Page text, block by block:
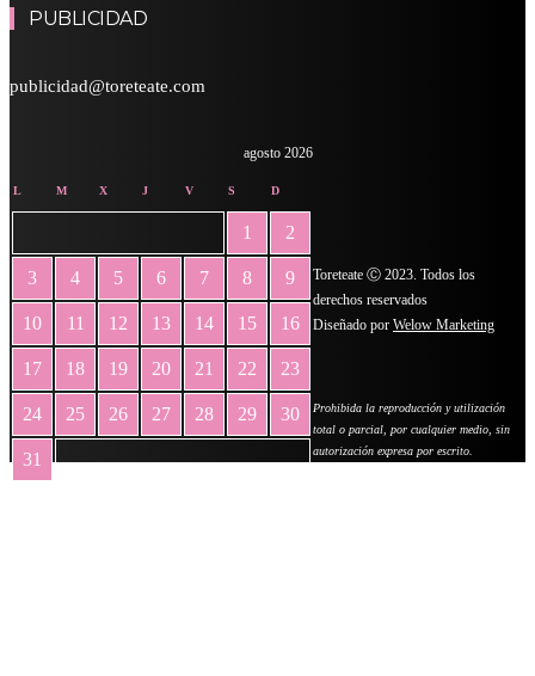
PUBLICIDAD
publicidad@toreteate.com
agosto 2026
L M X J V S D
1 2
3 4 5 6 7 8 9
10 11 12 13 14 15 16
17 18 19 20 21 22 23
24 25 26 27 28 29 30
31
Toreteate Ⓒ 2023. Todos los
derechos reservados
Diseñado por Welow Marketing
Prohibida la reproducción y utilización
total o parcial, por cualquier medio, sin
autorización expresa por escrito.